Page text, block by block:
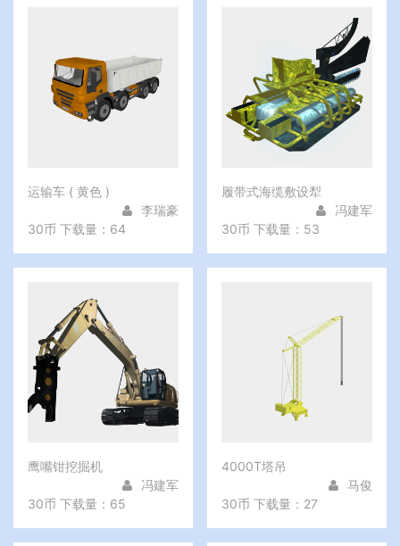
运输车 ( 黄色 )
李瑞豪
30币 下载量：64
履带式海缆敷设犁
冯建军
30币 下载量：53
鹰嘴钳挖掘机
冯建军
30币 下载量：65
4000T塔吊
马俊
30币 下载量：27